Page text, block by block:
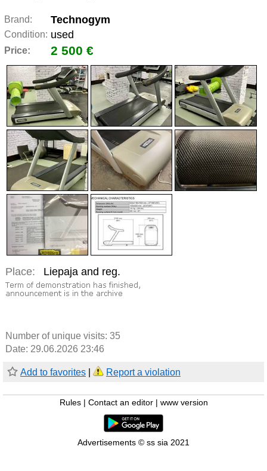
Brand: Technogym
Condition: used
Price: 2 500 €
Place: Liepaja and reg.
Number of unique visits: 35
Date: 29.06.2026 23:46
Add to favorites Report a violation
Rules Contact an editor www version
Advertisements © ss sia 2021